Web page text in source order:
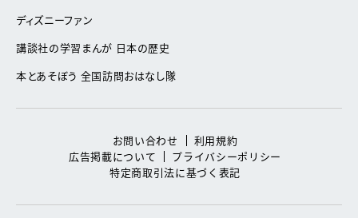
ディズニーファン
講談社の学習まんが 日本の歴史
本とあそぼう 全国訪問おはなし隊
お問い合わせ
利用規約
広告掲載について
プライバシーポリシー
特定商取引法に基づく表記